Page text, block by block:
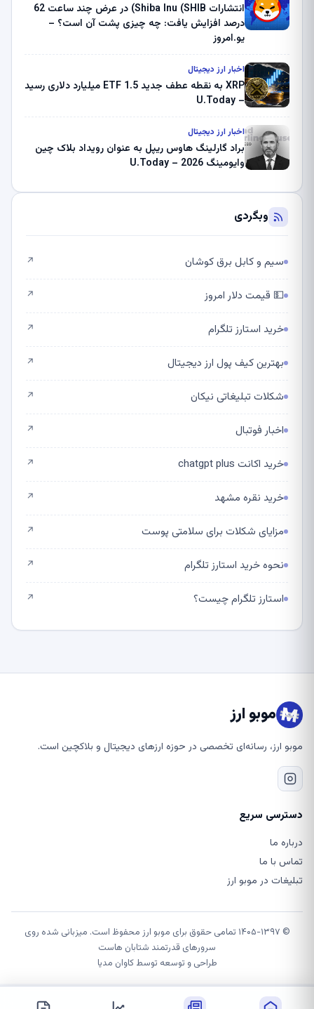
انتشارات Shiba Inu (SHIB) در عرض چند ساعت 62
درصد افزایش یافت: چه چیزی پشت آن است؟ –
یو.امروز
اخبار ارز دیجیتال
XRP به نقطه عطف جدید ETF 1.5 میلیارد دلاری رسید
– U.Today
اخبار ارز دیجیتال
براد گارلینگ هاوس ریپل به عنوان رویداد بلاک چین
وایومینگ 2026 – U.Today
وبگردی
سیم و کابل برق کوشان ↗
💵 قیمت دلار امروز ↗
خرید استارز تلگرام ↗
بهترین کیف پول ارز دیجیتال ↗
شکلات تبلیغاتی نیکان ↗
اخبار فوتبال ↗
خرید اکانت chatgpt plus ↗
خرید نقره مشهد ↗
مزایای شکلات برای سلامتی پوست ↗
نحوه خرید استارز تلگرام ↗
استارز تلگرام چیست؟ ↗
موبو ارز
موبو ارز، رسانه‌ای تخصصی در حوزه ارزهای دیجیتال و بلاکچین است.
دسترسی سریع
درباره ما
تماس با ما
تبلیغات در موبو ارز
© ۱۴۰۵-۱۳۹۷ تمامی حقوق برای موبو ارز محفوظ است. میزبانی شده روی
سرورهای قدرتمند شتابان هاست
طراحی و توسعه توسطکاوان مدیا